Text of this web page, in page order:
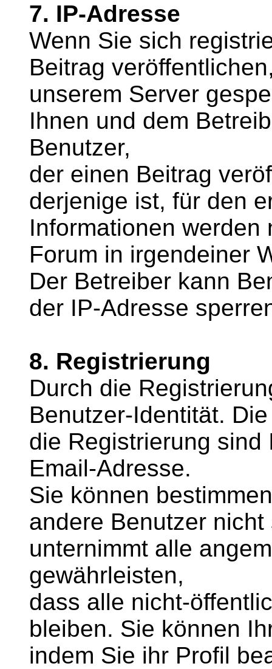
7. IP-Adresse
Wenn Sie sich
Beitrag
unserem Server
Ihnen und dem
Benutzer,
der einen Beitrag
derjenige ist, für den
Informationen
Forum in irgendeiner
Der Betreiber kann
der IP-Adresse
8. Registrierung
Durch die
Benutzer-Identität.
die Registrierung sind
Email-Adresse.
Sie können
andere Benutzer
unternimmt alle
gewährleisten,
dass alle nicht-
bleiben. Sie können
indem Sie ihr Profil